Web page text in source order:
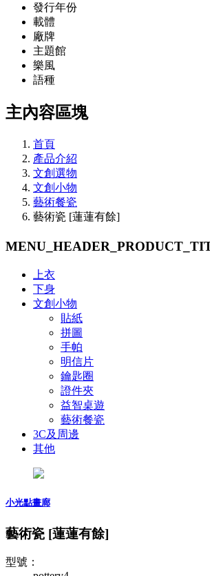
發行年份
載體
廠牌
主題館
樂風
語種
主內容區塊
首頁
產品介紹
文創選物
文創小物
藝術餐瓷
藝術瓷 [蓮蓮有餘]
上衣
下身
文創小物
貼紙
拼圖
手帕
明信片
鑰匙圈
證件夾
益智桌遊
藝術餐瓷
3C及周邊
其他
小光點畫廊
藝術瓷 [蓮蓮有餘]
型號：